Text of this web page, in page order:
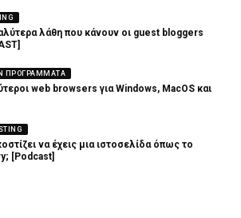
λάθη που κάνουν οι guest bloggers
ΠΡΟΓΡΆΜΜΑΤΑ
web browsers για Windows, MacOS και
να έχεις μια ιστοσελίδα όπως το
[Podcast]